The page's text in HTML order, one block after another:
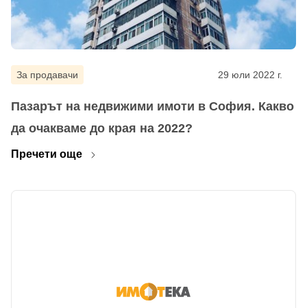
За продавачи 29 юли 2022 г.
Пазарът на недвижими имоти в София. Какво
да очакваме до края на 2022?
Пречети още